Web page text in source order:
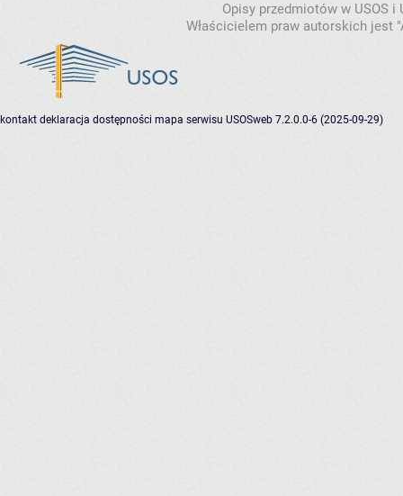
Opisy przedmiotów w USOS
Właścicielem praw autorskich jest
kontakt deklaracja dostępności mapa serwisu USOSweb 7.2.0.0-6 (2025-09-29)